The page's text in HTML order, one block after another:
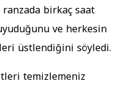
birkaç saat
ve herkesin
üstlendiğini söyledi.
temizlemeniz